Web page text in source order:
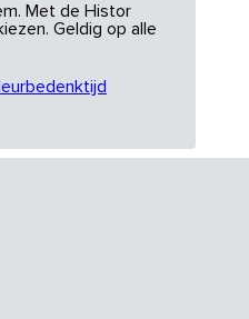
Met de Histor
Geldig op alle